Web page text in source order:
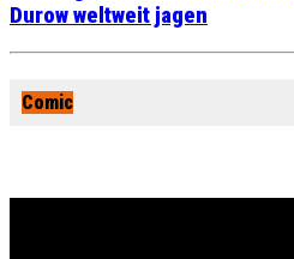
Durow weltweit jagen
Comic